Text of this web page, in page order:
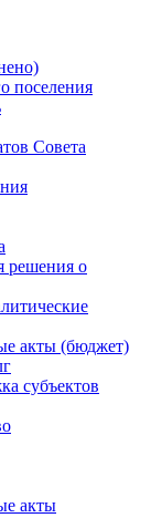
поселения
Совета
решения о
акты (бюджет)
субъектов
акты